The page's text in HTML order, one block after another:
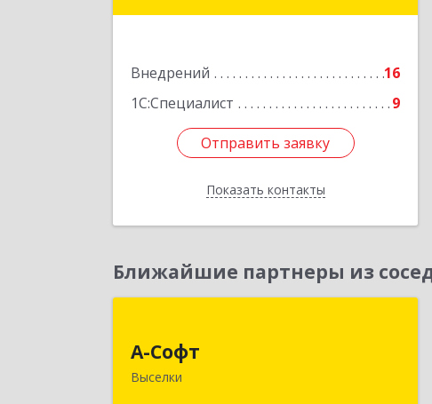
Внедрений
16
1С:Специалист
9
Отправить заявку
Показать контакты
Отправить заявку
Назад
Ближайшие партнеры из
А-Софт
Выселки
Выселковский район, Выселки ст-ца,